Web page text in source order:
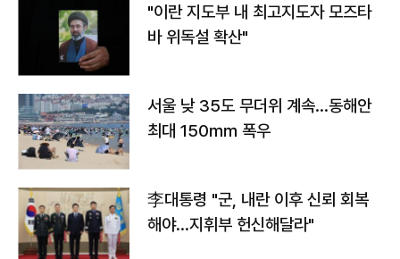
"이란 지도부 내 최고지도자 모즈타
바 위독설 확산"
서울 낮 35도 무더위 계속…동해안
최대 150㎜ 폭우
李대통령 "군, 내란 이후 신뢰 회복
해야…지휘부 헌신해달라"